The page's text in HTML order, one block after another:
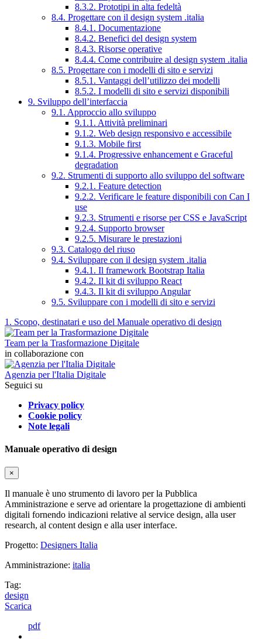
8.3.2. Prototipi in alta fedeltà
8.4. Progettare con il design system .italia
8.4.1. Documentazione
8.4.2. Benefici del design system
8.4.3. Risorse operative
8.4.4. Come contribuire al design system .italia
8.5. Progettare con i modelli di sito e servizi
8.5.1. Vantaggi dell’utilizzo dei modelli
8.5.2. I modelli di sito e servizi disponibili
9. Sviluppo dell’interfaccia
9.1. Approccio allo sviluppo
9.1.1. Attività preliminari
9.1.2. Web design responsivo e accessibile
9.1.3. Mobile first
9.1.4. Progressive enhancement e Graceful
degradation
9.2. Strumenti di supporto allo sviluppo del software
9.2.1. Feature detection
9.2.2. Verificare le feature disponibili con Can I
use
9.2.3. Strumenti e risorse per CSS e JavaScript
9.2.4. Supporto browser
9.2.5. Misurare le prestazioni
9.3. Catalogo del riuso
9.4. Sviluppare con il design system .italia
9.4.1. Il framework Bootstrap Italia
9.4.2. Il kit di sviluppo React
9.4.3. Il kit di sviluppo Angular
9.5. Sviluppare con i modelli di sito e servizi
1. Scopo, destinatari e uso del Manuale operativo di design
Team per la Trasformazione Digitale
in collaborazione con
Agenzia per l'Italia Digitale
Seguici su
Privacy policy
Cookie policy
Note legali
Manuale operativo di design
×
Il manuale è uno strumento di lavoro per la Pubblica
Amministrazione e serve ad orientare la progettazione di ambienti
digitali fornendo indicazioni relative al service design, alla user
research, al content design e alla user interface.
Progetto: Designers Italia
Amministrazione: italia
Tag:
design
Scarica
pdf